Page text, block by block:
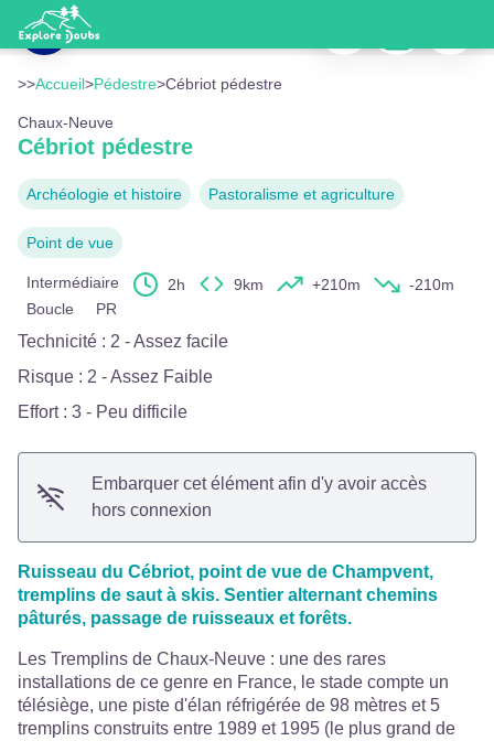
Cébriot pédestre
Voir l'image en plein écran
>>Accueil>Pédestre>Cébriot pédestre
Chaux-Neuve
Cébriot pédestre
Archéologie et histoire Pastoralisme et agriculture
Point de vue
Intermédiaire 2h 9km +210m
-210m
Boucle
PR
Technicité : 2 - Assez facile
Risque : 2 - Assez Faible
Effort: 3 - Peu difficile
Embarquer cet élément afin d'y avoir accès
hors connexion
Ruisseau du Cébriot, point de vue de Champvent,
tremplins de saut à skis. Sentier alternant chemins
pâturés, passage de ruisseaux et forêts.
Les Tremplins de Chaux-Neuve : une des rares
installations de ce genre en France, le stade compte un
télésiège, une piste d'élan réfrigérée de 98 mètres et 5
tremplins construits entre 1989 et 1995 (le plus grand de